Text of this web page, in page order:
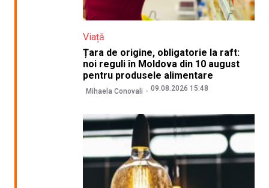
Viață
Țara de origine, obligatorie la raft:
noi reguli în Moldova din 10 august
pentru produsele alimentare
Mihaela Conovali 09.08.2026 15:48